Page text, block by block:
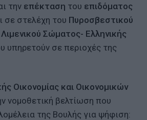
την επέκταση του επιδόματος
σε στελέχη του Πυροσβεστικού
Λιμενικού Σώματος- Ελληνικής
υπηρετούν σε περιοχές της
Οικονομίας και Οικονομικών
νομοθετική βελτίωση που
της Βουλής για ψήφιση: